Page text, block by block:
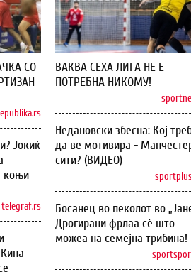
СО
Јокиќ
коњи
telegraf.rs
ВАКВА СЕХА ЛИГА НЕ Е
ПОТРЕБНА НИКОМУ!
Недановски збесна: Кој
да ве мотивира -
сити? (ВИДЕО)
Босанец во пеколот во
Дрогирани фрлаа сѐ што
можеа на семејна трибина!